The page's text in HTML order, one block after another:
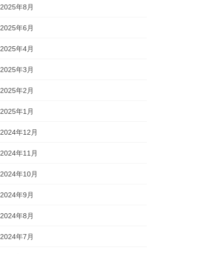
2025年8月
2025年6月
2025年4月
2025年3月
2025年2月
2025年1月
2024年12月
2024年11月
2024年10月
2024年9月
2024年8月
2024年7月